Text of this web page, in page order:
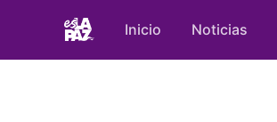
Inicio Noticias